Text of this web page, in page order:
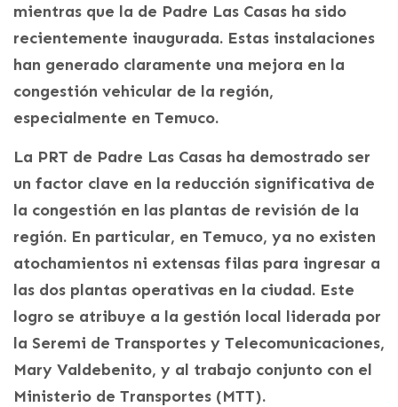
mientras que la de Padre Las Casas ha sido
recientemente inaugurada. Estas instalaciones
han generado claramente una mejora en la
congestión vehicular de la región,
especialmente en Temuco.
La PRT de Padre Las Casas ha demostrado ser
un factor clave en la reducción significativa de
la congestión en las plantas de revisión de la
región. En particular, en Temuco, ya no existen
atochamientos ni extensas filas para ingresar a
las dos plantas operativas en la ciudad. Este
logro se atribuye a la gestión local liderada por
la Seremi de Transportes y Telecomunicaciones,
Mary Valdebenito, y al trabajo conjunto con el
Ministerio de Transportes (MTT).